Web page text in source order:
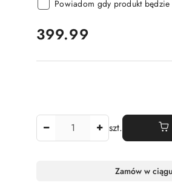
Powiadom gdy produkt będzie
cena:
399.99
szt.
DostępnośćZamów w ciągu